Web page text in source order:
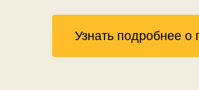
Узнать подробнее о